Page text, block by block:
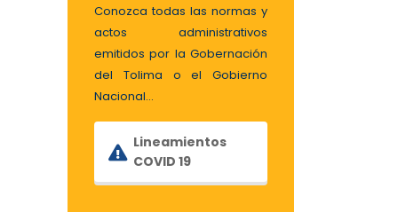
Conozca todas las normas y
actos administrativos
emitidos por la Gobernación
del Tolima o el Gobierno
Nacional…
Lineamientos
COVID 19